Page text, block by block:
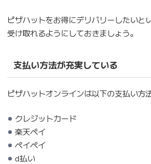
ピザハットをお得にデリバリーしたいと
受け取れるようにしておきましょう。
支払い方法が充実している
ピザハットオンラインは以下の支払い方
クレジットカード
楽天ペイ
ペイペイ
d払い